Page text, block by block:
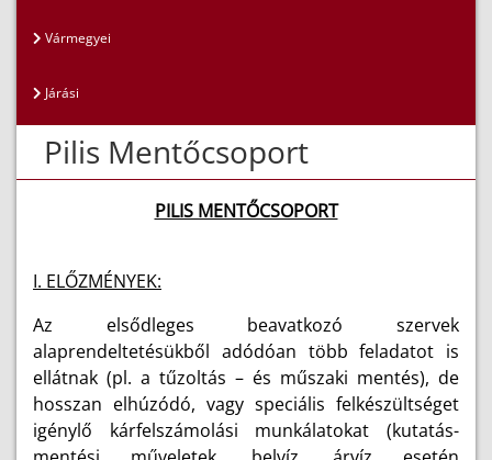
Vármegyei
Járási
Pilis Mentőcsoport
PILIS MENTŐCSOPORT
I. ELŐZMÉNYEK:
Az elsődleges beavatkozó szervek
alaprendeltetésükből adódóan több feladatot is
ellátnak (pl. a tűzoltás – és műszaki mentés), de
hosszan elhúzódó, vagy speciális felkészültséget
igénylő kárfelszámolási munkálatokat (kutatás-